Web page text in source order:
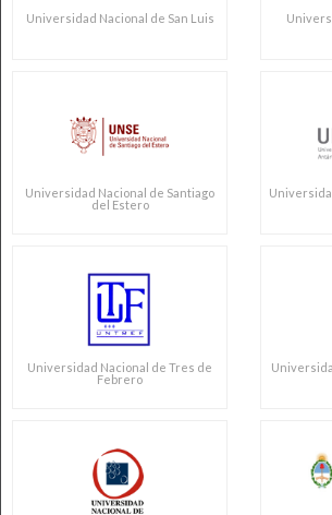
Universidad Nacional de San Luis
Universidad Nacional de Santiago
del Estero
Universidad Nacional de Tres de
Febrero